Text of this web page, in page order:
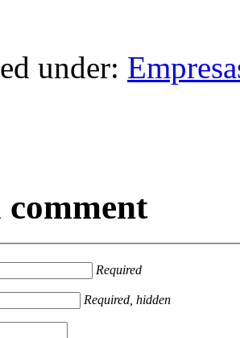
under:
comment
Required
Required, hidden